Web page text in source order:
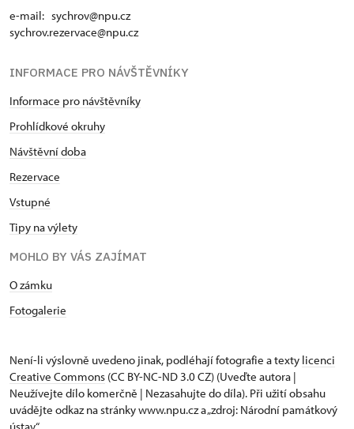
e-mail: sychrov@npu.cz
sychrov.rezervace@npu.cz
INFORMACE PRO NÁVŠTĚVNÍKY
Informace pro návštěvníky
Prohlídkové okruhy
Návštěvní doba
Rezervace
Vstupné
Tipy na výlety
MOHLO BY VÁS ZAJÍMAT
O zámku
Fotogalerie
Není-li výslovně uvedeno jinak, podléhají fotografie a texty licenci
Creative Commons (CC BY-NC-ND 3.0 CZ) (Uveďte autora |
Neužívejte dílo komerčně | Nezasahujte do díla). Při užití obsahu
uvádějte odkaz na stránky www.npu.cz a „zdroj: Národní památkový